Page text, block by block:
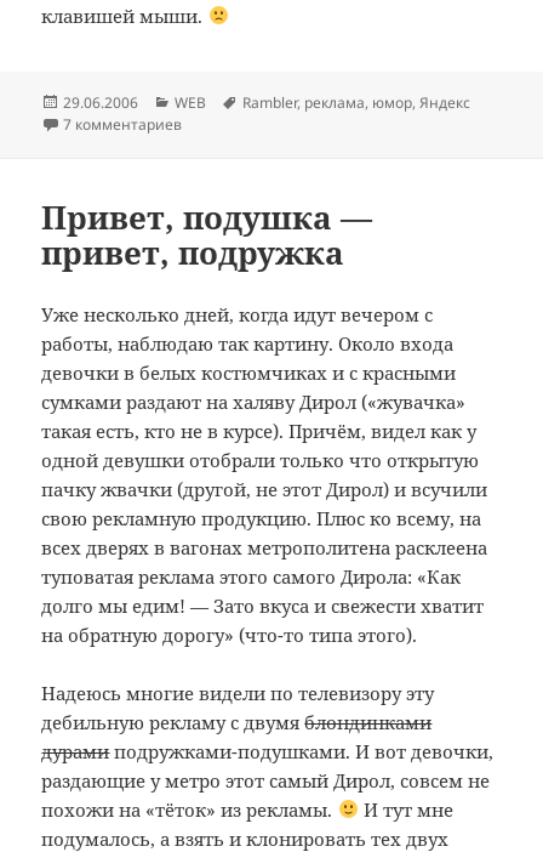
клавишей мыши.
Опубликовано
29.06.2006 Рубрики
WEB Метки
Rambler, реклама, юмор,Яндекс
7 комментариев
Привет, подушка —
привет, подружка
Уже несколько дней, когда идут вечером с
работы, наблюдаю так картину. Около входа
девочки в белых костюмчиках и с красными
сумками раздают на халяву Дирол («жувачка»
такая есть, кто не в курсе). Причём, видел как у
одной девушки отобрали только что открытую
пачку жвачки (другой, не этот Дирол) и всучили
свою рекламную продукцию. Плюс ко всему, на
всех дверях в вагонах метрополитена расклеена
туповатая реклама этого самого Дирола: «Как
долго мы едим! — Зато вкуса и свежести хватит
на обратную дорогу» (что-то типа этого).
Надеюсь многие видели по телевизору эту
дебильную рекламу с двумяблондинками
дурамиподружками-подушками. И вот девочки,
раздающие у метро этот самый Дирол, совсем не
похожи на «тёток» из рекламы.
И тут мне
подумалось, а взять и клонировать тех двух